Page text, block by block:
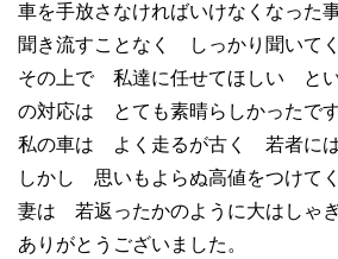
車を手放さなければいけなくなった
聞き流すことなく しっかり聞いてく
その上で 私達に任せてほしい とい
の対応は とても素晴らしかったです
私の車は よく走るが古く 若者には
しかし 思いもよらぬ高値をつけてく
妻は 若返ったかのように大はしゃぎ
ありがとうございました。